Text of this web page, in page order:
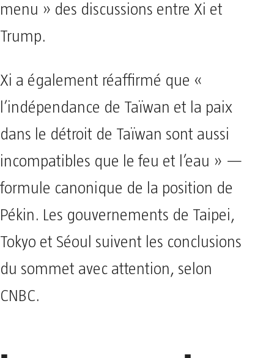
menu » des discussions entre Xi et
Trump.
Xi a également réaffirmé que «
l’indépendance de Taïwan et la paix
dans le détroit de Taïwan sont aussi
incompatibles que le feu et l’eau » —
formule canonique de la position de
Pékin. Les gouvernements de Taipei,
Tokyo et Séoul suivent les conclusions
du sommet avec attention, selon
CNBC.